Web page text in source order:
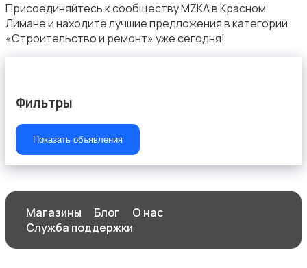
Образование и наука
Офисный персонал
Перевозки, склад, закупки
Присоединяйтесь к сообществу MZKA в Красном
Лимане и находите лучшие предложения в категории
«Строительство и ремонт» уже сегодня!
Фильтры
Показать объявления
Магазины Блог
О нас
Служба поддержки